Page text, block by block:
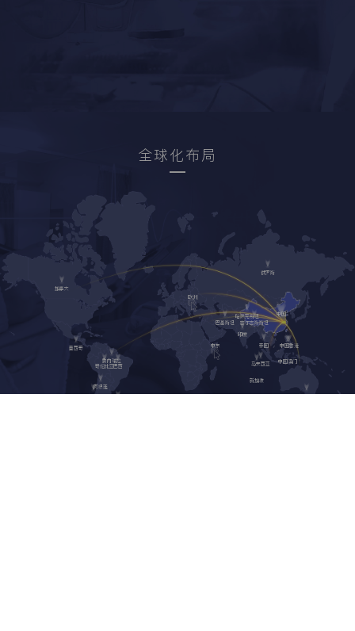
全球化布局
中国
俄罗斯
泰国
马来西亚
新加坡
印度
巴基斯坦
欧洲
加拿大
墨西哥
巴西
阿根廷
中国香港
中国澳门
哥伦比亚
中东
吉尔吉斯斯坦
哈萨克斯坦
委内瑞拉